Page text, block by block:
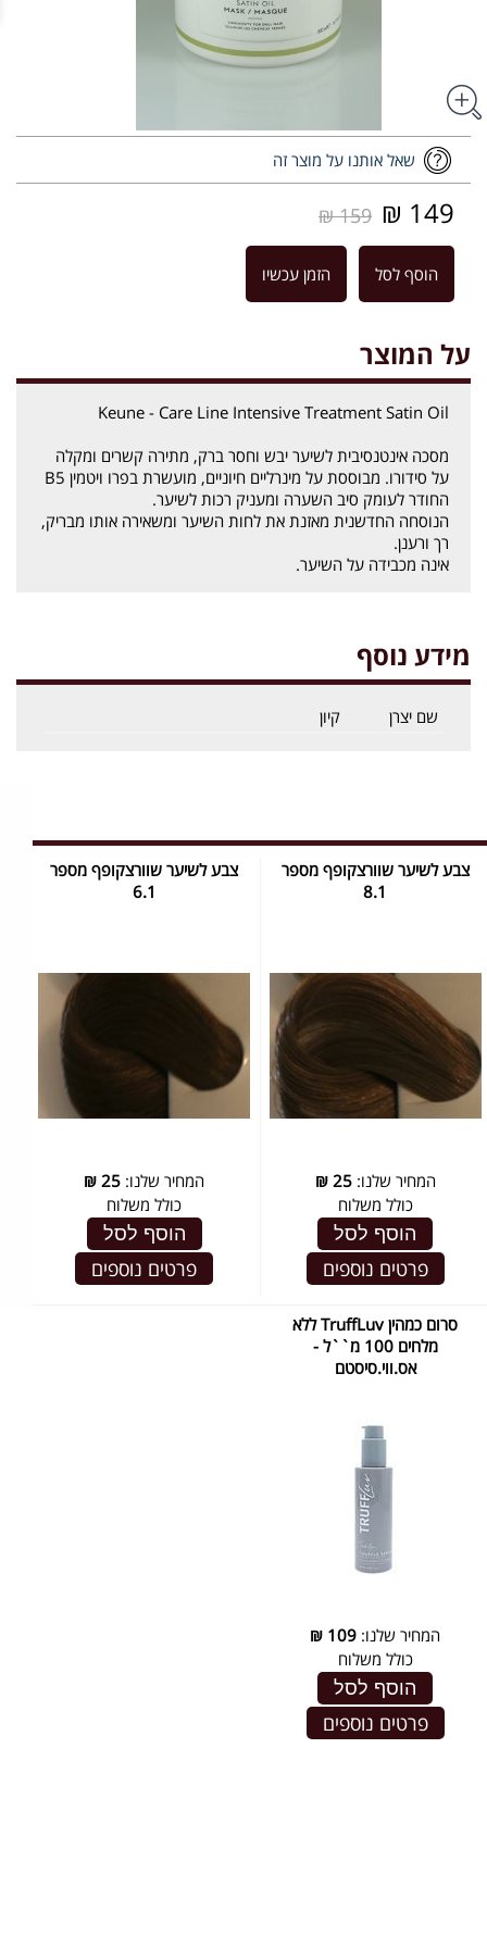
שאל אותנו על מוצר זה
149 ₪
159 ₪
הוסף לסל הזמן עכשיו
על המוצר
Keune - Care Line Intensive Treatment Satin Oil
מסכה אינטנסיבית לשיער יבש וחסר ברק, מתירה קשרים ומקלה
על סידורו. מבוססת על מינרליים חיוניים, מועשרת בפרו ויטמין B5
החודר לעומק סיב השערה ומעניק רכות לשיער.
הנוסחה החדשנית מאזנת את לחות השיער ומשאירה אותו מבריק,
רך ורענן.
אינה מכבידה על השיער.
מידע נוסף
שם יצרן קיון
צבע לשיער שוורצקופף מספר
8.1
המחיר שלנו:25
₪
כולל משלוח
הוסף לסל
פרטים נוספים
צבע לשיער שוורצקופף מספר
6.1
המחיר שלנו: 25
₪
כולל משלוח
הוסף לסל
פרטים נוספים
סרום כמהין TruffLuv ללא
מלחים 100 מ``ל -
אס.ווי.סיסטם
המחיר שלנו: 109
₪
כולל משלוח
הוסף לסל
פרטים נוספים